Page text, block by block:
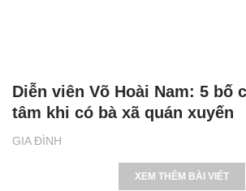
GIA ĐÌNH
Diễn viên Võ Hoài Nam: 5 bố
tâm khi có bà xã quán xuyến
XEM THÊM BÀI VIẾT